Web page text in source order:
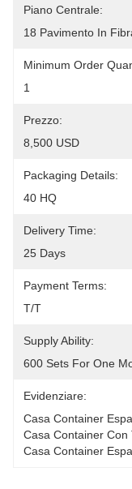
Piano Centrale:
18 Pavimento In
Minimum Order
1
Prezzo:
8,500 USD
Packaging Details:
40 HQ
Delivery Time:
25 Days
Payment Terms:
T/T
Supply Ability:
600 Sets For One
Evidenziare:
Casa Container
Casa Container
Casa Container